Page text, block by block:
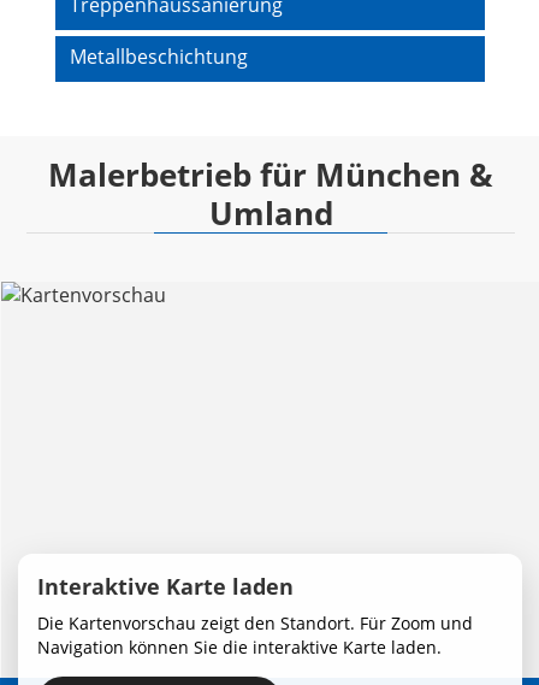
Metallbeschichtung
Malerbetrieb für München &
Umland
Interaktive Karte laden
Die Kartenvorschau zeigt den Standort. Für Zoom und
Navigation können Sie die interaktive Karte laden.